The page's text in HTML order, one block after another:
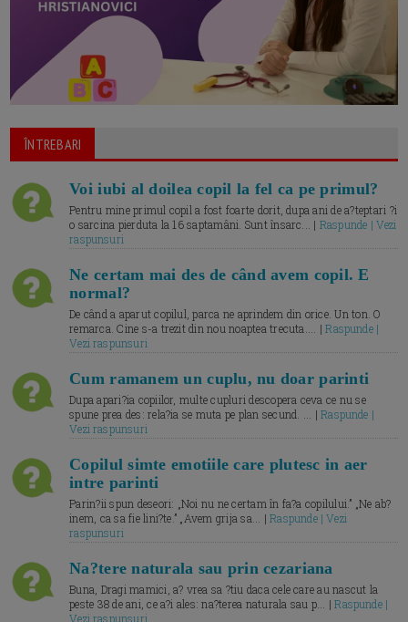
ÎNTREBARI
Voi iubi al doilea copil la fel ca pe primul?
Pentru mine primul copil a fost foarte dorit, dupa ani de a?teptari ?i
o sarcina pierduta la 16 saptamâni. Sunt însarc... | Raspunde | Vezi
raspunsuri
Ne certam mai des de când avem copil. E
normal?
De când a aparut copilul, parca ne aprindem din orice. Un ton. O
remarca. Cine s-a trezit din nou noaptea trecuta.... |Raspunde |
Vezi raspunsuri
Cum ramanem un cuplu, nu doar parinti
Dupa apari?ia copiilor, multe cupluri descopera ceva ce nu se
spune prea des: rela?ia se muta pe plan secund. ... |Raspunde |
Vezi raspunsuri
Copilul simte emotiile care plutesc in aer
intre parinti
Parin?ii spun deseori: „Noi nu ne certam în fa?a copilului.” „Ne ab?
inem, ca sa fie lini?te.” „Avem grija sa... |Raspunde | Vezi
raspunsuri
Na?tere naturala sau prin cezariana
Buna, Dragi mamici, a? vrea sa ?tiu daca cele care au nascut la
peste 38 de ani, ce a?i ales: na?terea naturala sau p... |Raspunde |
Vezi raspunsuri